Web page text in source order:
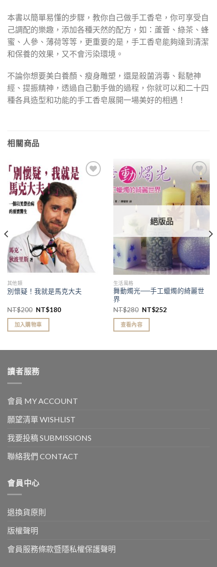
本書以簡單易懂的步驟，教你自己做手工香皂，你可享受自
己調配的樂趣，添加各種天然的配方，如：蘆薈、綠茶、蜂
蜜、人參、薄荷等等，更重要的是，手工香皂能夠達到清潔
和保養的效果，又不會污染環境。
不論你想要美白養顏、瘦身雕塑，還是殺菌消毒、鬆馳神
經、提振精神，透過自己動手做的過程，你就可以和二十四
種各具造型和功能的手工香皂展開一場美好的相遇！
相關商品
其他類
別懷疑！我就是馬克大夫
NT$200 NT$180
加入購物車
加入
「願
望清
單」
絕版品
生活風格
舞動燭光──手工蠟燭的綺麗世
界
NT$280 NT$252
查看內容
讀者服務
會員 MY ACCOUNT
願望清單 WISHLIST
我要投稿 SUBMISSIONS
聯絡我們 CONTACT
會員中心
退換貨原則
版權聲明
會員服務條款暨隱私權保護聲明